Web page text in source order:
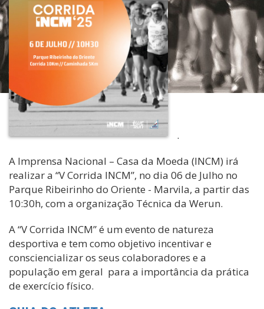
.
A Imprensa Nacional – Casa da Moeda (INCM) irá
realizar a “V Corrida INCM”, no dia 06 de Julho no
Parque Ribeirinho do Oriente - Marvila, a partir das
10:30h, com a organização Técnica da Werun.
A “V Corrida INCM” é um evento de natureza
desportiva e tem como objetivo incentivar e
consciencializar os seus colaboradores e a
população em geral para a importância da prática
de exercício físico.